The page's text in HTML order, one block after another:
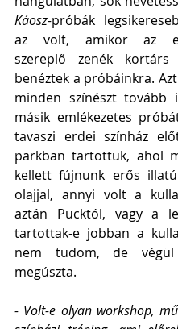
Káosz-próbák
az volt, amikor az
szereplő zenék
benéztek a próbáinkra.
minden színészt tovább
másik emlékezetes
tavaszi erdei színház
parkban tartottuk, ahol
kellett fújnunk erős
olajjal, annyi volt a
aztán Pucktól, vagy a
tartottak-e jobban a
nem tudom, de végül
megúszta.
- Volt-e olyan workshop,